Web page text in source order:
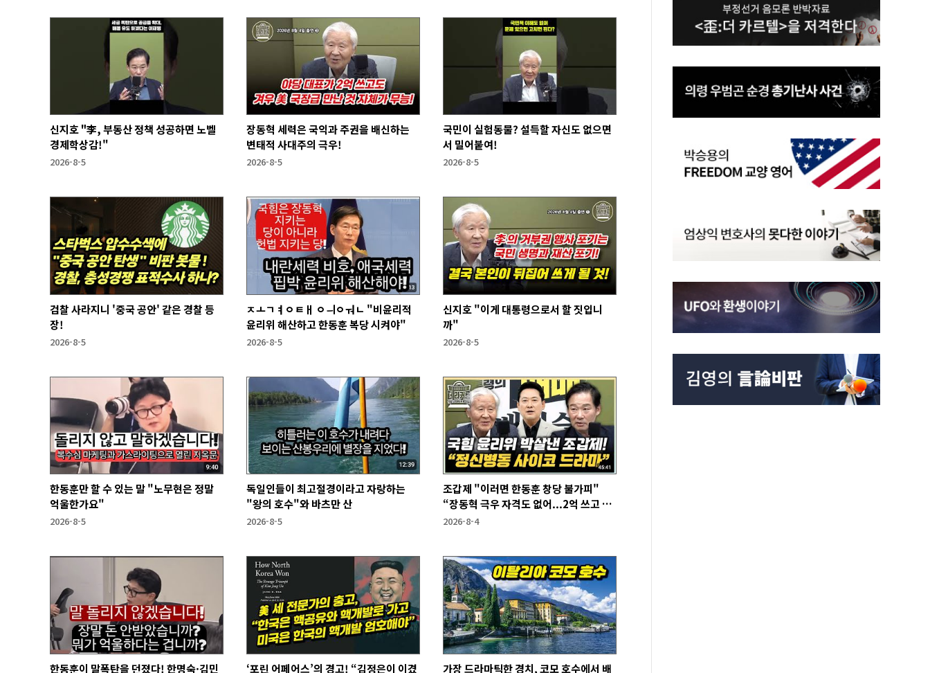
신지호 "李, 부동산 정책 성공하면 노벨
경제학상감!"
2026-8-5
장동혁 세력은 국익과 주권을 배신하는
변태적 사대주의 극우!
2026-8-5
국민이 실험동물? 설득할 자신도 없으면
서 밀어붙여!
2026-8-5
검찰 사라지니 '중국 공안' 같은 경찰 등
장!
2026-8-5
ㅈㅗㄱㅕㅇㅌㅐ ㅇㅢㅇㅝㄴ "비윤리적
윤리위 해산하고 한동훈 복당 시켜야"
2026-8-5
신지호 "이게 대통령으로서 할 짓입니
까"
2026-8-5
한동훈만 할 수 있는 말 "노무현은 정말
억울한가요"
2026-8-5
독일인들이 최고절경이라고 자랑하는
"왕의 호수"와 바츠만 산
2026-8-5
조갑제 "이러면 한동훈 창당 불가피"
“장동혁 극우 자격도 없어...2억 쓰고 성
과 없어”
2026-8-4
한동훈이 말폭탄을 던졌다! 한명숙·김민
‘포린 어페어스’의 경고! “김정은이 이겼
가장 드라마틱한 경치, 코모 호수에서 배